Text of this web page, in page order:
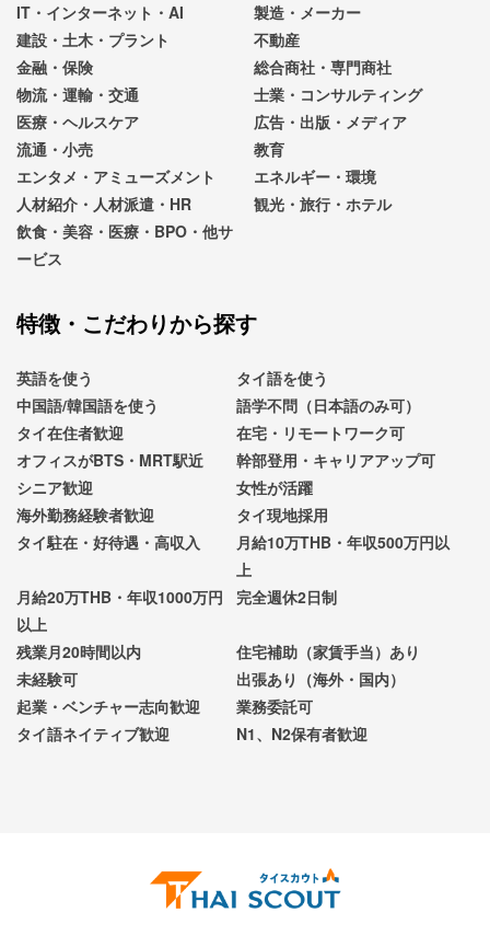
IT・インターネット・AI
製造・メーカー
建設・土木・プラント
不動産
金融・保険
総合商社・専門商社
物流・運輸・交通
士業・コンサルティング
医療・ヘルスケア
広告・出版・メディア
流通・小売
教育
エンタメ・アミューズメント
エネルギー・環境
人材紹介・人材派遣・HR
観光・旅行・ホテル
飲食・美容・医療・BPO・他サ
ービス
特徴・こだわりから探す
英語を使う
タイ語を使う
中国語/韓国語を使う
語学不問（日本語のみ可）
タイ在住者歓迎
在宅・リモートワーク可
オフィスがBTS・MRT駅近
幹部登用・キャリアアップ可
シニア歓迎
女性が活躍
海外勤務経験者歓迎
タイ現地採用
タイ駐在・好待遇・高収入
月給10万THB・年収500万円以
上
月給20万THB・年収1000万円
以上
完全週休2日制
残業月20時間以内
住宅補助（家賃手当）あり
未経験可
出張あり（海外・国内）
起業・ベンチャー志向歓迎
業務委託可
タイ語ネイティブ歓迎
N1、N2保有者歓迎